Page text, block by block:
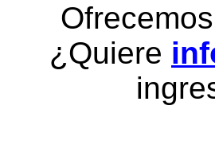
Ofrecemos
¿Quiere